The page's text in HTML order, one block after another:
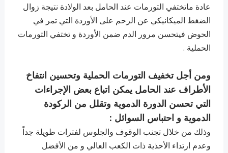
عادة ماتختفي التورمات عند الحامل بعد الولادة نتيجة زوال
الضغط الميكانيكي عن الرحم على الأوردة التي تمر في
الحوض فيتحسن مرور الدم ضمن الأوردة و تختفي التورمات
الحملية .
ومن أجل تخفيف التورمات الحملية وتحسين انتفاخ
الأطراف عند الحامل يمكن اتباع بعض الإجراءات
التي تحسن الدورة الدموية وتقلل من الركودة
الدموية و احتباس السوائل :
وذلك من خلال تجنب الوقوف والجلوس لفترات طويلة جداً
وعدم ارتداء الأحذية ذات الكعب العالي و من الأفضل